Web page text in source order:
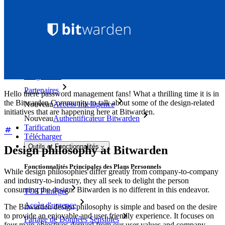
Documentation du Développeur
Partenaires
NouveauAccess Intelligence
NouveauAuthentificateur Bitwarden
Tarification
Télécharger
Outils et Fonctionnalités
Fonctionnalités Principales des Plans Personnels
TOTP intégré
Accès d'urgence
Partage de Données Sensibles
Hello there password management fans! What a thrilling time it is in
the Bitwarden Community to talk about some of the design-related
initiatives that are happening here at Bitwarden.
Design philosophy at Bitwarden
While design philosophies differ greatly from company-to-company
and industry-to-industry, they all seek to delight the person
consuming the design. Bitwarden is no different in this endeavor.
The Bitwarden design philosophy is simple and based on the desire
to provide an enjoyable and user friendly experience. It focuses on